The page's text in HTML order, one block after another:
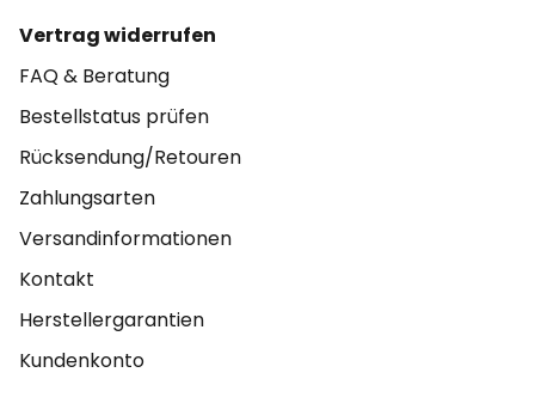
Vertrag widerrufen
FAQ & Beratung
Bestellstatus prüfen
Rücksendung/Retouren
Zahlungsarten
Versandinformationen
Kontakt
Herstellergarantien
Kundenkonto